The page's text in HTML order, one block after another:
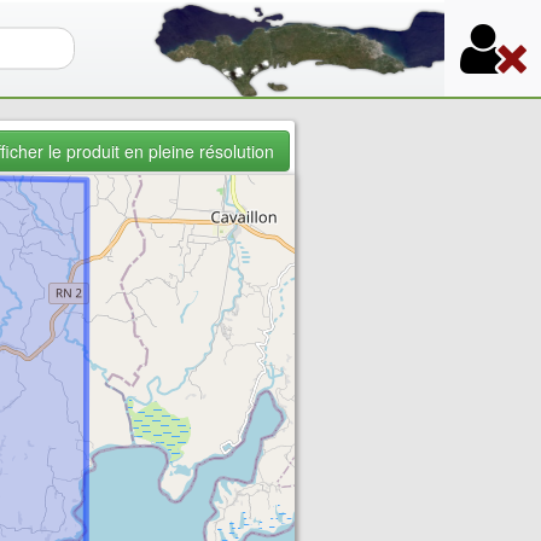
de recherche
le produit en pleine résolution